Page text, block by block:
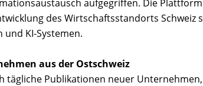
aufgegriffen. Die
des Wirtschaftsstandorts Schweiz
KI-Systemen.
aus der Ostschweiz
tägliche Publikationen neuer Unternehmen,